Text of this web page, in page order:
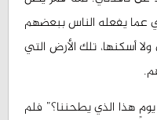
عما يفعله الناس ببعضهم
أسكنها، تلك الأرض التي
هذا الذي يطحننا؟” فلم